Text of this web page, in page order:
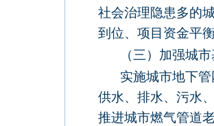
社会治理隐患多的
到位、项目资金平
（三）加强城
实施城市地下
供水、排水、污水
推进城市燃气管道